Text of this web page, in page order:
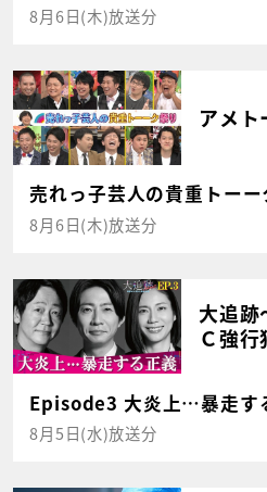
8月6日(木)放送分
アメト
売れっ子芸人の貴重トー
8月6日(木)放送分
大追跡
Ｃ強
Episode3 大炎上…暴走す
8月5日(水)放送分